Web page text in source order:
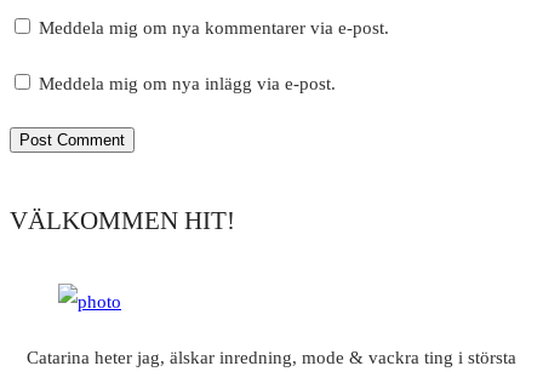
Meddela mig om nya kommentarer via e-post.
Meddela mig om nya inlägg via e-post.
VÄLKOMMEN HIT!
Catarina heter jag, älskar inredning, mode & vackra ting i största